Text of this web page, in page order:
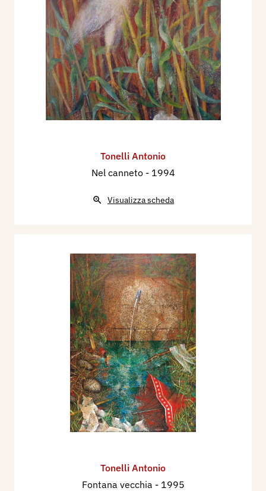
Tonelli Antonio
Nel canneto - 1994
Visualizza scheda
Tonelli Antonio
Fontana vecchia - 1995